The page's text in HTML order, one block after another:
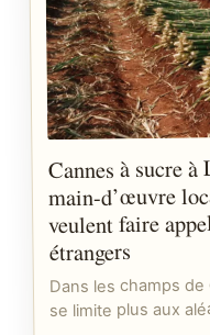
Cannes à sucre
main-d’œuvre
veulent faire
étrangers
Dans les champs
se limite plus aux